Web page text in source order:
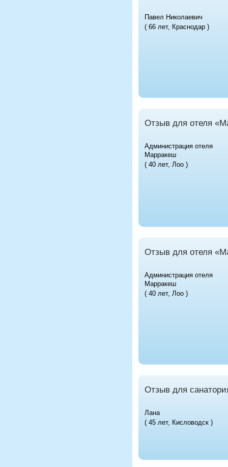
Павел Николаевич
( 66 лет, Краснодар )
Отзыв для отеля
Администрация отеля
Марракеш
( 40 лет, Лоо )
Отзыв для отеля
Администрация отеля
Марракеш
( 40 лет, Лоо )
Отзыв для
Лана
( 45 лет, Кисловодск )